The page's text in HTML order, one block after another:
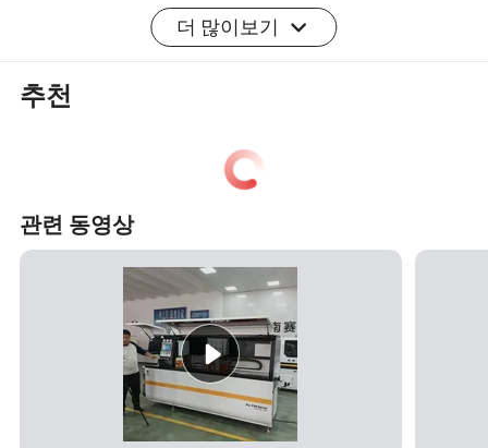
플라스틱 페인트, 산화공정. 아노다이징, 비드 블라즈드,
실크 스크린, PVD 플레이팅, 아연/니클/크롬/티타늄 플레
싱, Knurl. 등
경도, 부식 저항 및 광택을 개선
전기화학 처리, 알루미늄, 티타
늄 등에 적합.
: 향상된 하드웨어 및 부식
면을 만드는 기계적 처리 장점:
lm찬한 Brightnessand
Smoothness, 향상된 외관.
샌드블라스팅
전기 도금
다양한 금속 및 플라스틱에 적
합한 먼지, 산화층, 긁힘 및 녹 제
거를 위해 고압 샌드블라스팅을
다양한 금속 및 플라스틱에 적
합한 표면 경도 입증을 위해 금
속 코팅이 침전되는 전기화학
더 많이보기
추천
관련 동영상